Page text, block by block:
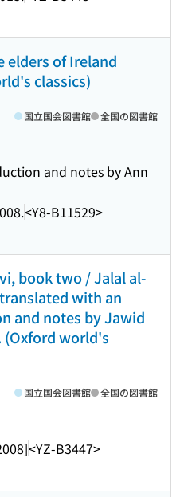
elders of Ireland
classics)
and notes by Ann
<Y8-B11529>
国立国会図書館 全国の図書館
book two / Jalal al-
with an
and notes by Jawid
(Oxford world's
<YZ-B3447>
国立国会図書館 全国の図書館